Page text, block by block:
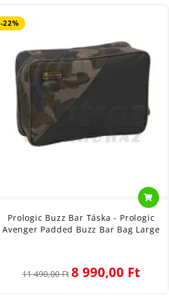
-22%
Prologic Buzz Bar Táska - Prologic
Avenger Padded Buzz Bar Bag Large
11 490,00 Ft 8 990,00 Ft